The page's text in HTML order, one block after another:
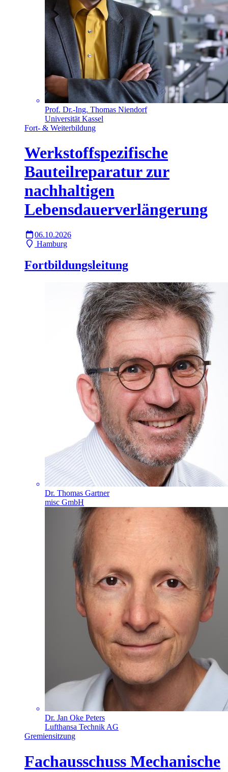
Prof. Dr.-Ing. Thomas Niendorf
Universität Kassel
Fort- & Weiterbildung
Werkstoffspezifische
Bauteilreparatur zur
nachhaltigen
Lebensdauerverlängerung
06.10.2026
Hamburg
Fortbildungsleitung
Dr. Thomas Gartner
misc GmbH
Dr. Jan Oke Peters
Lufthansa Technik AG
Gremiensitzung
Fachausschuss Mechanische